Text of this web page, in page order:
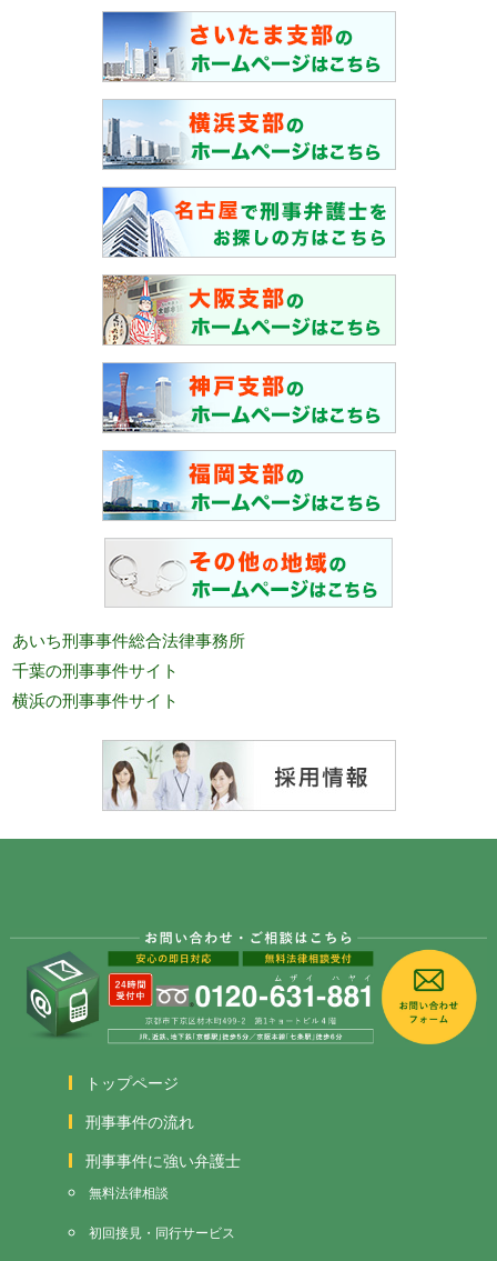
あいち刑事事件総合法律事務所
千葉の刑事事件サイト
横浜の刑事事件サイト
トップページ
刑事事件の流れ
刑事事件に強い弁護士
無料法律相談
初回接見・同行サービス